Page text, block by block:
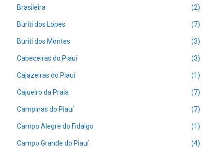
Brasileira (2)
Buriti dos Lopes (7)
Buriti dos Montes (3)
Cabeceiras do Piauí (3)
Cajazeiras do Piauí (1)
Cajueiro da Praia (7)
Campinas do Piauí (7)
Campo Alegre do Fidalgo (1)
Campo Grande do Piauí (4)